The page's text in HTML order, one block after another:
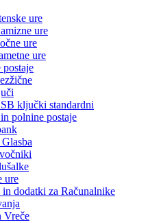
ure
ure
ure
ure
ključki standardni
polnine postaje
ure
in dodatki za Računalnike
Vreče